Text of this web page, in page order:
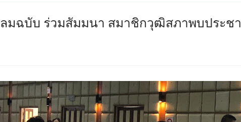
มฉบับ ร่วมสัมมนา สมาชิกวุฒิสภาพบประชา